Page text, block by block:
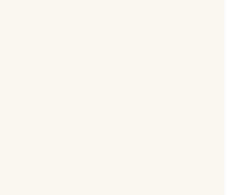
Golf Otelleri
Yıldızlı Oteller
yakınındaki oteller
Spalı Resortlar ve Oteller
oteller